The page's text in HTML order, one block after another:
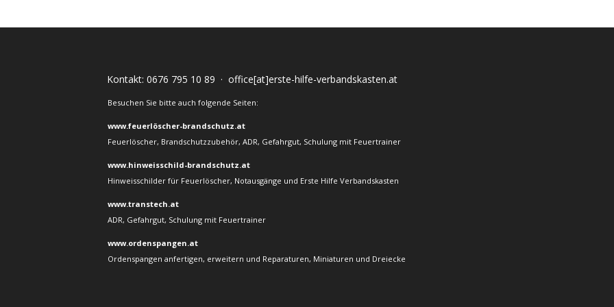
Kontakt:0676 795 10 89 ·office[at]erste-hilfe-verbandskasten.at
Besuchen Sie bitte auch folgende Seiten:
www.feuerlöscher-brandschutz.at
Feuerlöscher, Brandschutzzubehör, ADR, Gefahrgut, Schulung mit Feuertrainer
www.hinweisschild-brandschutz.at
Hinweisschilder für Feuerlöscher, Notausgänge und Erste Hilfe Verbandskasten
www.transtech.at
ADR, Gefahrgut, Schulung mit Feuertrainer
www.ordenspangen.at
Ordenspangen anfertigen, erweitern und Reparaturen, Miniaturen und Dreiecke